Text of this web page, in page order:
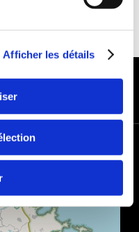
Afficher les détails